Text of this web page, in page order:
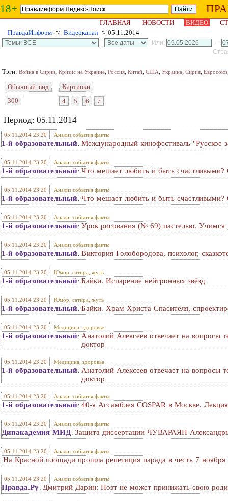
18+
ГЛАВНАЯ НОВОСТИ ВИДЕО
ПравдаИнформ ≈ Видеоканал ≈ 05.11.2014
Или:
–
Тэги: Война в Сирии, Кризис на Украине, Россия, Китай, США, Украина, Сирия, Евросоюз
Обычный вид
300
Картинки
4
5 6 7
Период: 05.11.2014
05.11.2014 23:20 Анализ события факты
1-й образовательный: Международный кинофестиваль "Русское
05.11.2014 23:20 Анализ события факты
1-й образовательный: Что мешает любить и быть счастливыми?
05.11.2014 23:20 Анализ события факты
1-й образовательный: Что мешает любить и быть счастливыми?
05.11.2014 23:20 Анализ события факты
1-й образовательный: Урок рисования (№ 69) пастелью. Учимся
05.11.2014 23:20 Анализ события факты
1-й образовательный: Виктория Голобородова, психолог,
05.11.2014 23:20 Юмор, сатира, жуть
1-й образовательный: Байки. Испарение нейтронных звёзд
05.11.2014 23:20 Юмор, сатира, жуть
1-й образовательный: Байки. Храм Христа Спасителя,
05.11.2014 23:20 Медицина, здоровье
1-й образовательный: Анатолий Алексеев отвечает на вопросы
доктор
05.11.2014 23:20 Медицина, здоровье
1-й образовательный: Анатолий Алексеев отвечает на вопросы
доктор
05.11.2014 23:20 Анализ события факты
1-й образовательный: 40-я Ассамблея COSPAR в Москве.
05.11.2014 23:20 Анализ события факты
Дипакадемия МИД: Защита диссертации ЧУВАРАЯН
05.11.2014 23:20 Анализ события факты
На Красной площади прошла репетиция парада в честь 7 ноября
05.11.2014 23:20 Анализ события факты
Правда.Ру: Дмитрий Дарин: Поэт не может принижать свою